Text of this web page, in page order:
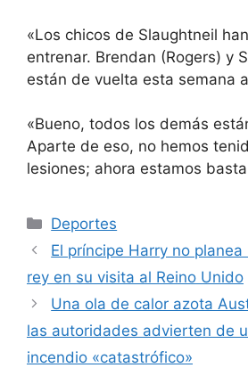
«Los chicos de Slaughtneil
entrenar. Brendan (Rogers) y
están de vuelta esta semana
«Bueno, todos los demás
Aparte de eso, no hemos
lesiones; ahora estamos
Categorías
Deportes
El príncipe Harry no
rey en su visita al Reino Unido
Una ola de calor azota
las autoridades advierten de
incendio «catastrófico»